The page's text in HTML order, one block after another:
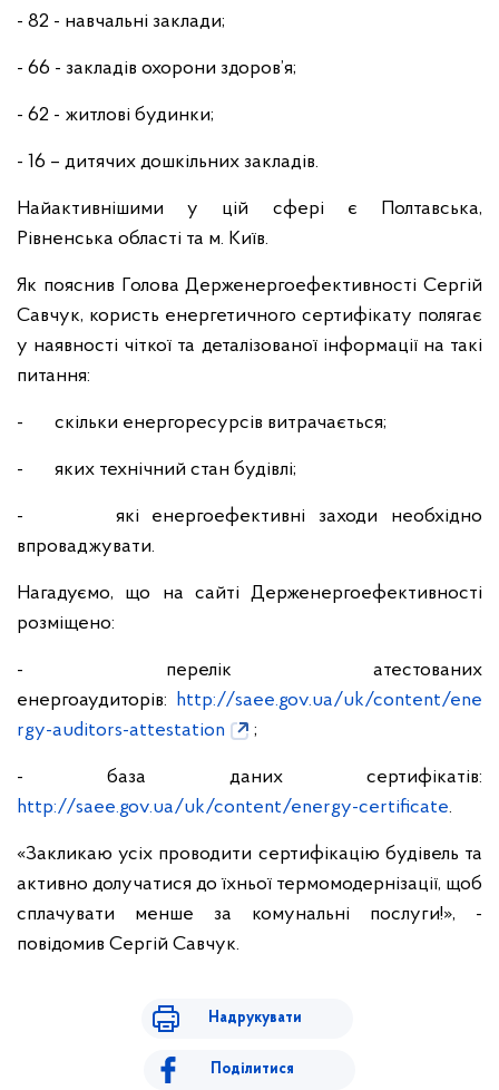
- 82 - навчальні заклади;
- 66 - закладів охорони здоров’я;
- 62 - житлові будинки;
- 16 – дитячих дошкільних закладів.
Найактивнішими у цій сфері є Полтавська,
Рівненська області та м. Київ.
Як пояснив Голова Держенергоефективності Сергій
Савчук, користь енергетичного сертифікату полягає
у наявності чіткої та деталізованої інформації на такі
питання:
- скільки енергоресурсів витрачається;
- яких технічний стан будівлі;
- які енергоефективні заходи необхідно
впроваджувати.
Нагадуємо, що на сайті Держенергоефективності
розміщено:
- перелік атестованих
енергоаудиторів: http://saee.gov.ua/uk/content/ene
rgy-auditors-attestation
;
- база даних сертифікатів:
http://saee.gov.ua/uk/content/energy-certificate.
«Закликаю усіх проводити сертифікацію будівель та
активно долучатися до їхньої термомодернізації, щоб
сплачувати менше за комунальні послуги!», -
повідомив Сергій Савчук.
Надрукувати
Поділитися